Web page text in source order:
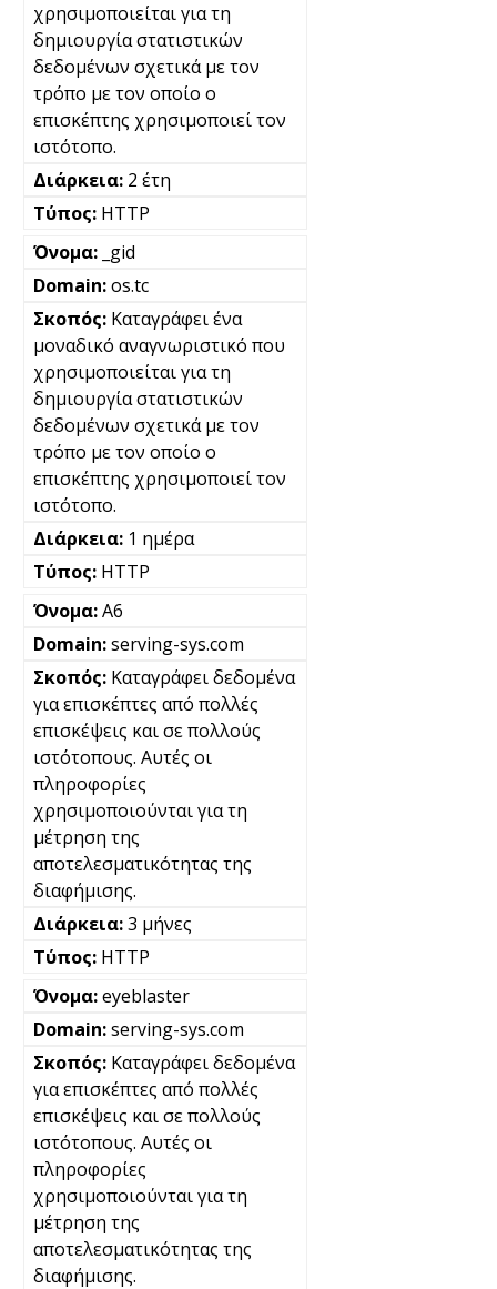
χρησιμοποιείται για τη
δημιουργία στατιστικών
δεδομένων σχετικά με τον
τρόπο με τον οποίο ο
επισκέπτης χρησιμοποιεί τον
ιστότοπο.
2 έτη
HTTP
_gid
os.tc
Καταγράφει ένα
μοναδικό αναγνωριστικό που
χρησιμοποιείται για τη
δημιουργία στατιστικών
δεδομένων σχετικά με τον
τρόπο με τον οποίο ο
επισκέπτης χρησιμοποιεί τον
ιστότοπο.
1 ημέρα
HTTP
A6
serving-sys.com
Καταγράφει δεδομένα
για επισκέπτες από πολλές
επισκέψεις και σε πολλούς
ιστότοπους. Αυτές οι
πληροφορίες
χρησιμοποιούνται για τη
μέτρηση της
αποτελεσματικότητας της
διαφήμισης.
3 μήνες
HTTP
eyeblaster
serving-sys.com
Καταγράφει δεδομένα
για επισκέπτες από πολλές
επισκέψεις και σε πολλούς
ιστότοπους. Αυτές οι
πληροφορίες
χρησιμοποιούνται για τη
μέτρηση της
αποτελεσματικότητας της
διαφήμισης.